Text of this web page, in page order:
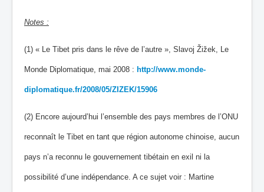
Notes :
(1) « Le Tibet pris dans le rêve de l’autre », Slavoj Žižek, Le
Monde Diplomatique, mai 2008 : http://www.monde-
diplomatique.fr/2008/05/ZIZEK/15906
(2) Encore aujourd’hui l’ensemble des pays membres de l’ONU
reconnaît le Tibet en tant que région autonome chinoise, aucun
pays n’a reconnu le gouvernement tibétain en exil ni la
possibilité d’une indépendance. A ce sujet voir : Martine